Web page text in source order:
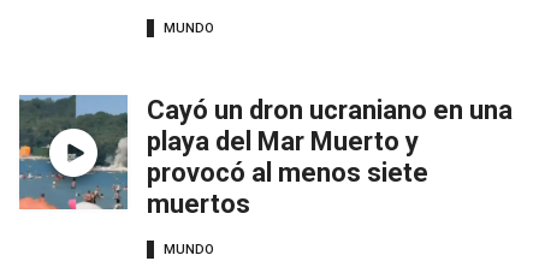
MUNDO
Cayó un dron ucraniano en una
playa del Mar Muerto y
provocó al menos siete
muertos
MUNDO